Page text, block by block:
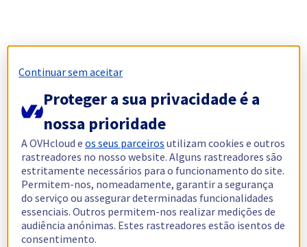
Continuar sem aceitar
Proteger a sua privacidade é a
nossa prioridade
A OVHcloud eos seus parceiros utilizam cookies e outros
rastreadores no nosso website. Alguns rastreadores são
estritamente necessários para o funcionamento do site.
Permitem-nos, nomeadamente, garantir a segurança
do serviço ou assegurar determinadas funcionalidades
essenciais. Outros permitem-nos realizar medições de
audiência anónimas. Estes rastreadores estão isentos de
consentimento.